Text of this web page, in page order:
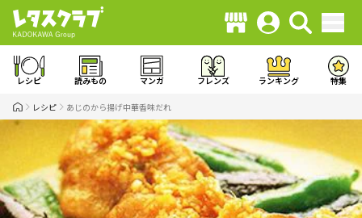
レシピ 読みもの マンガ フレンズ ランキング 特集
レシピ あじのから揚げ中華香味だれ